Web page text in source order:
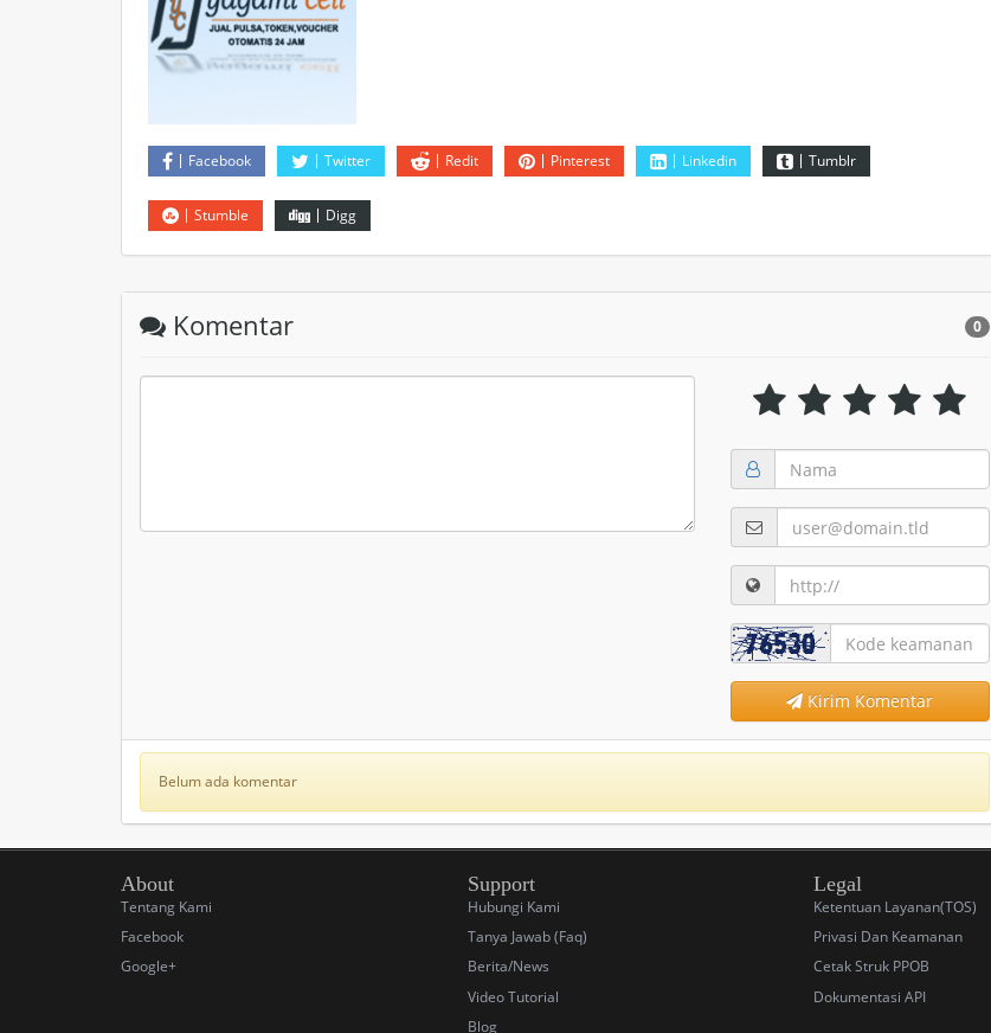
Facebook Twitter Redit Pinterest Linkedin Tumblr
Stumble Digg
0
Komentar
Kirim Komentar
Belum ada komentar
About
Tentang Kami
Facebook
Google+
Support
Hubungi Kami
Tanya Jawab (Faq)
Berita/News
Video Tutorial
Blog
Legal
Ketentuan Layanan(TOS)
Privasi Dan Keamanan
Cetak Struk PPOB
Dokumentasi API